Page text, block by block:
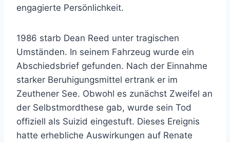
engagierte Persönlichkeit.
1986 starb Dean Reed unter tragischen
Umständen. In seinem Fahrzeug wurde ein
Abschiedsbrief gefunden. Nach der Einnahme
starker Beruhigungsmittel ertrank er im
Zeuthener See. Obwohl es zunächst Zweifel an
der Selbstmordthese gab, wurde sein Tod
offiziell als Suizid eingestuft. Dieses Ereignis
hatte erhebliche Auswirkungen auf Renate